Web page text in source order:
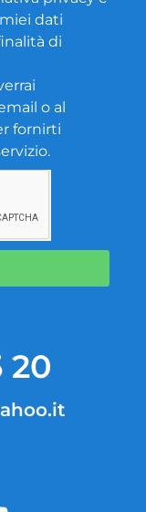
dati
di
o al
fornirti
20